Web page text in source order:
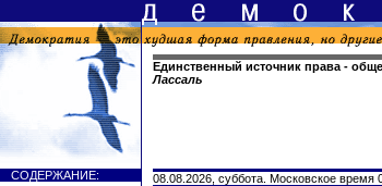
Единственный источник права -
Лассаль
СОДЕРЖАНИЕ:
08.08.2026, суббота. Московское время